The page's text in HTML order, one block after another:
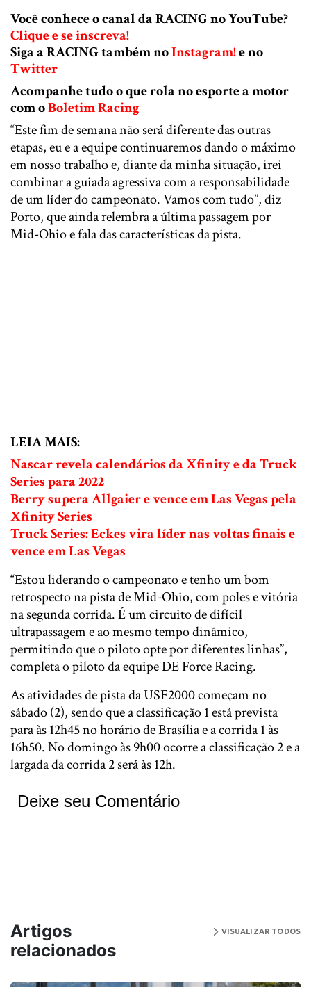
Você conhece o canal da RACING no YouTube?
Clique e se inscreva!
Siga a RACING também noInstagram!e no
Twitter
Acompanhe tudo o que rola no esporte a motor
com oBoletim Racing
“Este fim de semana não será diferente das outras
etapas, eu e a equipe continuaremos dando o máximo
em nosso trabalho e, diante da minha situação, irei
combinar a guiada agressiva com a responsabilidade
de um líder do campeonato. Vamos com tudo”, diz
Porto, que ainda relembra a última passagem por
Mid-Ohio e fala das características da pista.
LEIA MAIS:
Nascar revela calendários da Xfinity e da Truck
Series para 2022
Berry supera Allgaier e vence em Las Vegas pela
Xfinity Series
Truck Series: Eckes vira líder nas voltas finais e
vence em Las Vegas
“Estou liderando o campeonato e tenho um bom
retrospecto na pista de Mid-Ohio, com poles e vitória
na segunda corrida. É um circuito de difícil
ultrapassagem e ao mesmo tempo dinâmico,
permitindo que o piloto opte por diferentes linhas”,
completa o piloto da equipe DE Force Racing.
As atividades de pista da USF2000 começam no
sábado (2), sendo que a classificação 1 está prevista
para às 12h45 no horário de Brasília e a corrida 1 às
16h50. No domingo às 9h00 ocorre a classificação 2 e a
largada da corrida 2 será às 12h.
Deixe seu Comentário
Artigos
relacionados
VISUALIZAR TODOS